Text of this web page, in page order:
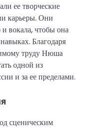
ее творческие
карьеры. Они
вокала, чтобы она
Благодаря
труду Нюша
одной из
и за ее пределами.
сценическим